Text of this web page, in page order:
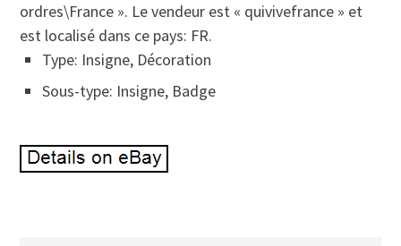
ordres\France ». Le vendeur est « quivivefrance » et
est localisé dans ce pays: FR.
Type: Insigne, Décoration
Sous-type: Insigne, Badge